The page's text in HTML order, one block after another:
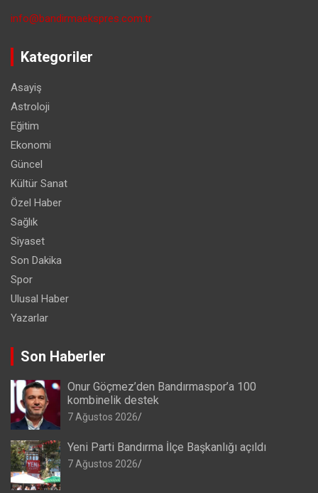
info@bandirmaekspres.com.tr
Kategoriler
Asayiş
Astroloji
Eğitim
Ekonomi
Güncel
Kültür Sanat
Özel Haber
Sağlık
Siyaset
Son Dakika
Spor
Ulusal Haber
Yazarlar
Son Haberler
Onur Göçmez’den Bandırmaspor’a 100
kombinelik destek
7 Ağustos 2026
Yeni Parti Bandırma İlçe Başkanlığı açıldı
7 Ağustos 2026